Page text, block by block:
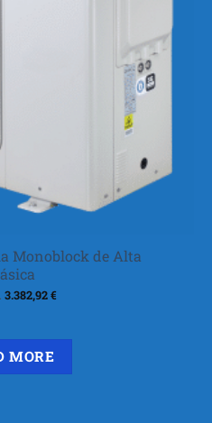
Monoblock de Alta
€.
3.382,92€
MORE